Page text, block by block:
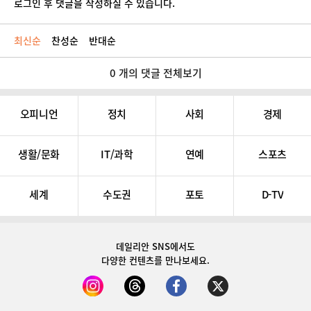
로그인 후 댓글을 작성하실 수 있습니다.
최신순 찬성순 반대순
0 개의 댓글 전체보기
오피니언 정치 사회 경제
생활/문화 IT/과학 연예 스포츠
세계 수도권 포토 D-TV
데일리안 SNS에서도
다양한 컨텐츠를 만나보세요.